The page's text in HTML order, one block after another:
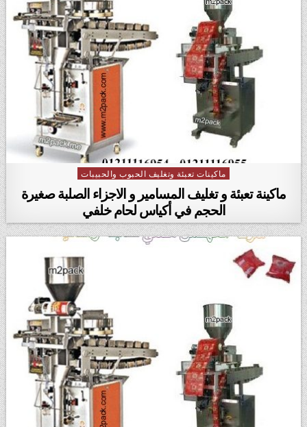
Posted in
ماكينات تعبئة وتغليف الحبوب والحبيبات
ماكينة تعبئة و تغليف المسامير و الاجزاء الصلبة صغيرة
الحجم في أكياس لحام خلفي